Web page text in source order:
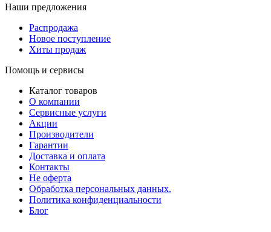
Наши предложения
Распродажа
Новое поступление
Хиты продаж
Помощь и сервисы
Каталог товаров
О компании
Сервисные услуги
Акции
Производители
Гарантии
Доставка и оплата
Контакты
Не оферта
Обработка персональных данных.
Политика конфиденциальности
Блог